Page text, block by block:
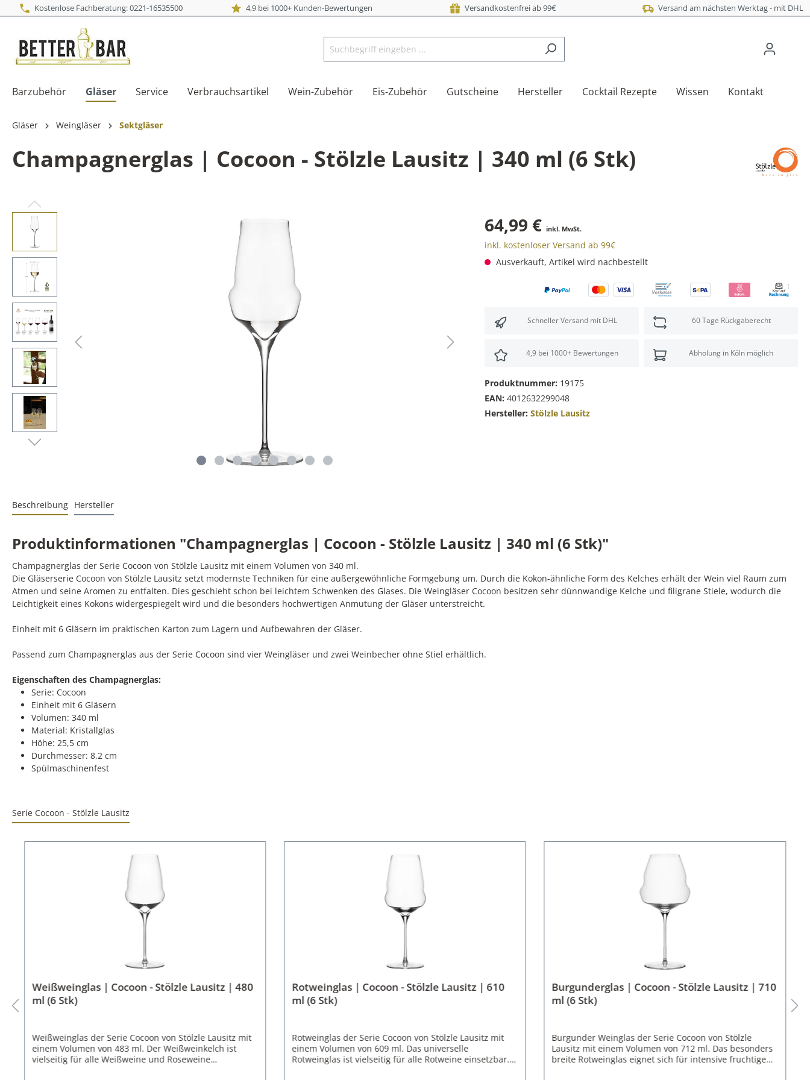
Kostenlose Fachberatung: 0221-16535500 4,9 bei 1000+ Kunden-Bewertungen Versandkostenfrei ab 99€ Versand am nächsten Werktag - mit DHL
Barzubehör Gläser Service Verbrauchsartikel Wein-Zubehör Eis-Zubehör Gutscheine Hersteller Cocktail Rezepte Wissen Kontakt
Gläser Weingläser Sektgläser
Champagnerglas | Cocoon - Stölzle Lausitz | 340 ml (6 Stk)
64,99 € inkl. MwSt.
inkl. kostenloser Versand ab 99€
Ausverkauft, Artikel wird nachbestellt
Schneller Versand mit DHL 60 Tage Rückgaberecht
4,9 bei 1000+ Bewertungen Abholung in Köln möglich
Produktnummer: 19175
EAN: 4012632299048
Hersteller: Stölzle Lausitz
Beschreibung Hersteller
Produktinformationen "Champagnerglas | Cocoon - Stölzle Lausitz | 340 ml (6 Stk)"
Champagnerglas der Serie Cocoon von Stölzle Lausitz mit einem Volumen von 340 ml.
Die Gläserserie Cocoon von Stölzle Lausitz setzt modernste Techniken für eine außergewöhnliche Formgebung um. Durch die Kokon-ähnliche Form des Kelches erhält der Wein viel Raum zum
Atmen und seine Aromen zu entfalten. Dies geschieht schon bei leichtem Schwenken des Glases. Die Weingläser Cocoon besitzen sehr dünnwandige Kelche und filigrane Stiele, wodurch die
Leichtigkeit eines Kokons widergespiegelt wird und die besonders hochwertigen Anmutung der Gläser unterstreicht.
Einheit mit 6 Gläsern im praktischen Karton zum Lagern und Aufbewahren der Gläser.
Passend zum Champagnerglas aus der Serie Cocoon sind vier Weingläser und zwei Weinbecher ohne Stiel erhältlich.
Eigenschaften des Champagnerglas:
Serie: Cocoon
Einheit mit 6 Gläsern
Volumen: 340 ml
Material: Kristallglas
Höhe: 25,5 cm
Durchmesser: 8,2 cm
Spülmaschinenfest
Serie Cocoon - Stölzle Lausitz
Weißweinglas | Cocoon - Stölzle Lausitz | 480
ml (6 Stk)
Weißweinglas der Serie Cocoon von Stölzle Lausitz mit
einem Volumen von 483 ml. Der Weißweinkelch ist
vielseitig für alle Weißweine und Roseweine
Rotweinglas | Cocoon - Stölzle Lausitz | 610
ml (6 Stk)
Rotweinglas der Serie Cocoon von Stölzle Lausitz mit
einem Volumen von 609 ml. Das universelle
Rotweinglas ist vielseitig für alle Rotweine einsetzbar.
Burgunderglas | Cocoon - Stölzle Lausitz | 710
ml (6 Stk)
Burgunder Weinglas der Serie Cocoon von Stölzle
Lausitz mit einem Volumen von 712 ml. Das besonders
breite Rotweinglas eignet sich für intensive fruchtige